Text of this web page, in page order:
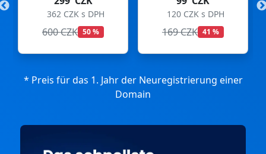
362 CZK s DPH
600 CZK 50 %
120 CZK s DPH
169 CZK 41 %
* Preis für das 1. Jahr der Neuregistrierung einer
Domain